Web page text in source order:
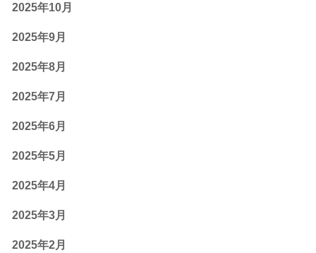
2025年10月
2025年9月
2025年8月
2025年7月
2025年6月
2025年5月
2025年4月
2025年3月
2025年2月